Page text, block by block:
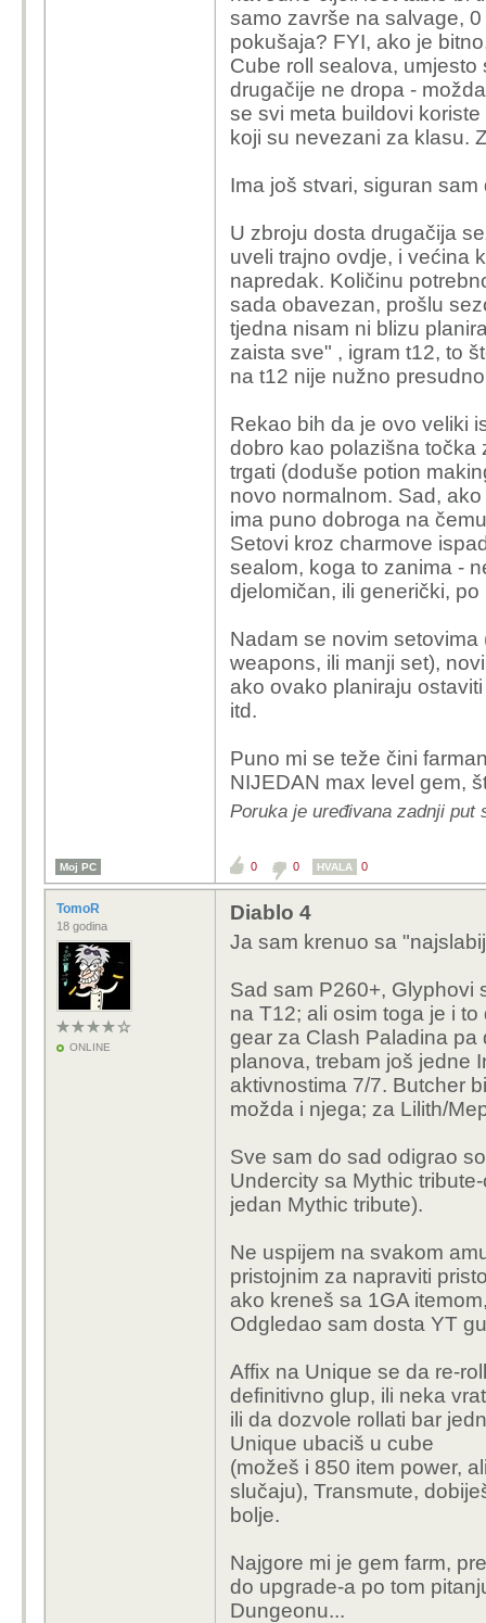
samo završe na salvage,
pokušaja? FYI, ako je
Cube roll sealova,
drugačije ne dropa -
se svi meta buildovi
koji su nevezani za klasu.
Ima još stvari, siguran
U zbroju dosta drugačija
uveli trajno ovdje, i većina
napredak. Količinu
sada obavezan, prošlu
tjedna nisam ni blizu
zaista sve" , igram t12, to
na t12 nije nužno
Rekao bih da je ovo veliki
dobro kao polazišna točka
trgati (doduše potion
novo normalnom. Sad,
ima puno dobroga na
Setovi kroz charmove
sealom, koga to zanima -
djelomičan, ili generički, po
Nadam se novim
weapons, ili manji set),
ako ovako planiraju
itd.
Puno mi se teže čini
NIJEDAN max level gem,
Poruka je uređivana zadnji put
Moj PC 0 0 HVALA 0
TomoR
18 godina
ONLINE
Diablo 4
Ja sam krenuo sa
Sad sam P260+, Glyphovi
na T12; ali osim toga je i
gear za Clash Paladina pa
planova, trebam još jedne
aktivnostima 7/7. Butcher
možda i njega; za Lilith/
Sve sam do sad odigrao
Undercity sa Mythic
jedan Mythic tribute).
Ne uspijem na svakom
pristojnim za napraviti
ako kreneš sa 1GA
Odgledao sam dosta YT
Affix na Unique se da re-
definitivno glup, ili neka
ili da dozvole rollati bar
Unique ubaciš u cube
(možeš i 850 item power,
slučaju), Transmute,
bolje.
Najgore mi je gem farm,
do upgrade-a po tom
Dungeonu...